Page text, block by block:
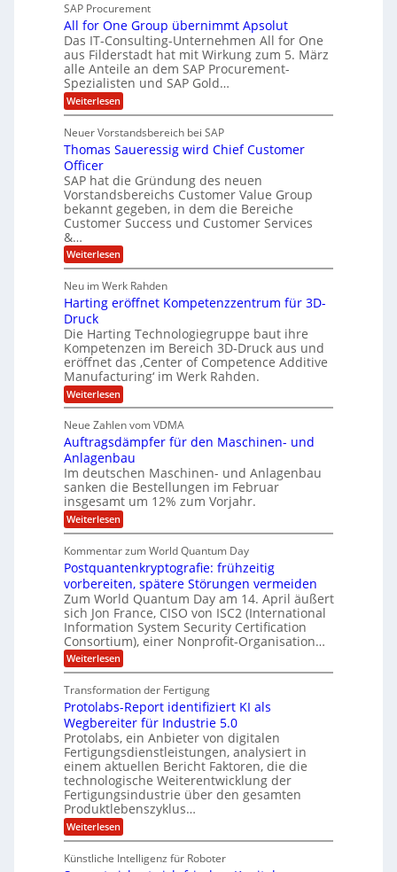
e
i
F
S
z
i
a
l
i
s
t
u
i
a
H
u
b
e
ä
l
t
6
5
M
i
l
l
i
o
n
e
n
U
S
-
D
o
l
l
a
n
e
n
n
t
C
T
O
V
P
S
l
e
s
E
g
i
n
e
e
r
i
n
g
f
ü
r
M
E
A
u
n
d
L
a
t
e
i
n
a
m
e
r
i
k
a
-
S
e
c
u
r
i
t
y
y
s
e
m
S
t
e
l
a
r
i
n
V
r
s
i
o
n
3
.
2
SAP Procurement
All for One Group übernimmt Apsolut
Das IT-Consulting-Unternehmen All for One
aus Filderstadt hat mit Wirkung zum 5. März
alle Anteile an dem SAP Procurement-
Spezialisten und SAP Gold…
Weiterlesen:
A
l
f
r
O
n
e
G
o
u
p
ü
b
e
n
i
m
m
t
A
p
s
o
l
u
t
Neuer Vorstandsbereich bei SAP
Thomas Saueressig wird Chief Customer
Officer
SAP hat die Gründung des neuen
Vorstandsbereichs Customer Value Group
bekannt gegeben, in dem die Bereiche
Customer Success und Customer Services
&…
Weiterlesen:
T
o
m
S
a
u
e
r
e
s
i
w
i
r
d
C
h
i
e
f
C
u
s
t
o
m
e
r
O
ff
c
e
Neu im Werk Rahden
Harting eröffnet Kompetenzzentrum für 3D-
Druck
Die Harting Technologiegruppe baut ihre
Kompetenzen im Bereich 3D-Druck aus und
eröffnet das ‚Center of Competence Additive
Manufacturing‘ im Werk Rahden.
Weiterlesen:
H
r
t
i
n
g
e
r
ö
f
n
e
t
K
o
m
p
e
t
e
n
z
e
n
t
r
u
m
f
ü
r
3
D
-
D
Neue Zahlen vom VDMA
Auftragsdämpfer für den Maschinen- und
Anlagenbau
Im deutschen Maschinen- und Anlagenbau
sanken die Bestellungen im Februar
insgesamt um 12% zum Vorjahr.
Weiterlesen:
A
f
t
r
a
g
s
d
ä
m
p
e
f
ü
r
d
e
n
M
a
s
c
h
i
n
Kommentar zum World Quantum Day
Postquantenkryptografie: frühzeitig
vorbereiten, spätere Störungen vermeiden
Zum World Quantum Day am 14. April äußert
sich Jon France, CISO von ISC2 (International
Information System Security Certification
Consortium), einer Nonprofit-Organisation…
Weiterlesen:
P
s
t
q
u
a
n
t
e
n
k
r
y
p
t
o
Transformation der Fertigung
Protolabs-Report identifiziert KI als
Wegbereiter für Industrie 5.0
Protolabs, ein Anbieter von digitalen
Fertigungsdienstleistungen, analysiert in
einem aktuellen Bericht Faktoren, die die
technologische Weiterentwicklung der
Fertigungsindustrie über den gesamten
Produktlebenszyklus…
Weiterlesen:
P
o
Künstliche Intelligenz für Roboter